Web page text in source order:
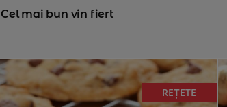
Cel mai bun vin fiert
REȚETE